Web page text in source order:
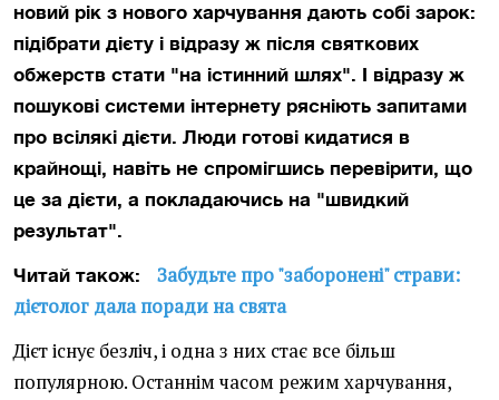
новий рік з нового харчування дають собі зарок:
підібрати дієту і відразу ж після святкових
обжерств стати "на істинний шлях". І відразу ж
пошукові системи інтернету рясніють запитами
про всілякі дієти. Люди готові кидатися в
крайнощі, навіть не спромігшись перевірити, що
це за дієти, а покладаючись на "швидкий
результат".
Читай також:
Забудьте про "заборонені" страви:
дієтолог дала поради на свята
Дієт існує безліч, і одна з них стає все більш
популярною. Останнім часом режим харчування,